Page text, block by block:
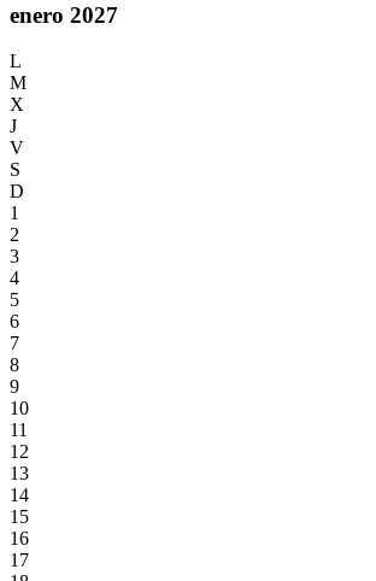
enero 2027
L
M
X
J
V
S
D
1
2
3
4
5
6
7
8
9
10
11
12
13
14
15
16
17